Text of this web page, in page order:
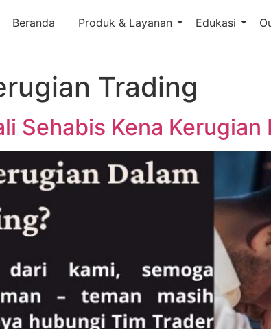
Beranda Produk & Layanan Edukasi
Trading
Sehabis Kena Kerugian